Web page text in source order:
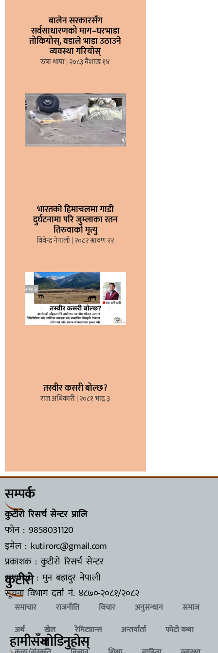
बालेन सरकारसँग
सर्वसाधारणको माग–घरभाडा
तोकियोस्, वडाले भाडा उठाउने
व्यवस्था गरियोस्
रुषा थापा २०८३ बैशाख १४
भारतको हिमाचलमा गाडी
दुर्घटनामा परि जुम्लाका रतन
तिरुवाको मृत्यु
विवेन्द्र नेपाली २०८२ श्रावण २२
तस्वीर कसरी बोल्छ?
राज अधिकारी २०८१ भाद्र ३
सम्पर्क
कुटीरो रिसर्च सेन्टर प्रालि
फोन : 9858031120
इमेल : kutirorc@gmail.com
प्रकाशक : कुटीरो रिसर्च सेन्टर
सम्पादक : मुन बहादुर नेपाली
सूचना विभाग दर्ता नं. ४८७०-२०८१/२०८२
कुटीरो
समाचार राजनीति विचार अनुसन्धान
समाज
अर्थ
खेल रेमिट्यान्स अन्तर्वार्ता
फोटो कथा
हामीसँगजाेडिनुहाेस्